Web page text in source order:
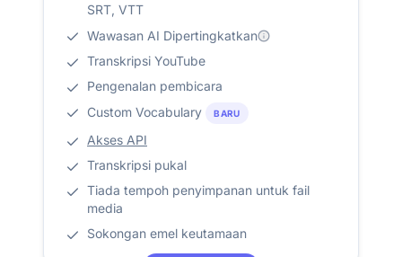
SRT, VTT
Wawasan AI Dipertingkatkan
Transkripsi YouTube
Pengenalan pembicara
Custom Vocabulary
BARU
Akses API
Transkripsi pukal
Tiada tempoh penyimpanan untuk fail
media
Sokongan emel keutamaan